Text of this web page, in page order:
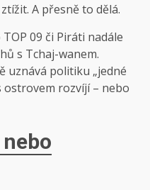
A přesně to dělá.
09 či Piráti nadále
s Tchaj-wanem.
uznává politiku „jedné
ostrovem rozvíjí – nebo